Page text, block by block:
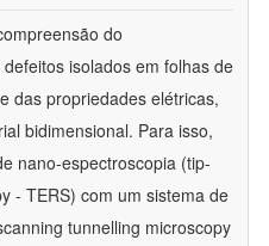
do
isolados em folhas de
das propriedades elétricas,
bidimensional. Para isso,
nano-espectroscopia (tip-
- TERS) com um sistema de
tunnelling microscopy